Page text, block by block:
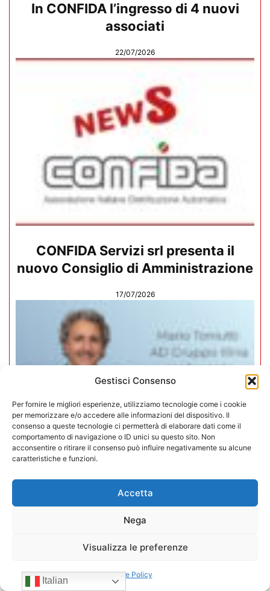
Gestisci Consenso
Per fornire le migliori esperienze, utilizziamo tecnologie come i cookie
per memorizzare e/o accedere alle informazioni del dispositivo. Il
consenso a queste tecnologie ci permetterà di elaborare dati come il
comportamento di navigazione o ID unici su questo sito. Non
acconsentire o ritirare il consenso può influire negativamente su alcune
caratteristiche e funzioni.
Accetta
Nega
Visualizza le preferenze
Cookie Policy
In CONFIDA l’ingresso di 4 nuovi
associati
22/07/2026
CONFIDA Servizi srl presenta il
nuovo Consiglio di Amministrazione
17/07/2026
Mario Toniutti confermato Vice
Presidente di CONFIDA per il
quadriennio 2026-2030
15/07/2026
Italian